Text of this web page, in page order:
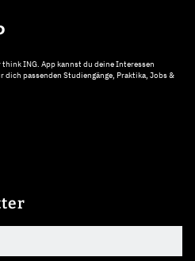
ING. App kannst du deine Interessen
dich passenden Studiengänge, Praktika, Jobs &